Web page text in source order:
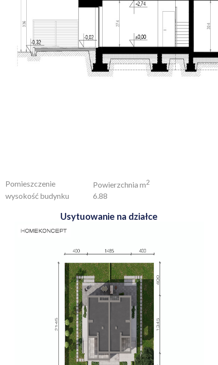
Pomieszczenie Powierzchnia m2
wysokość budynku 6.88
Usytuowanie na działce